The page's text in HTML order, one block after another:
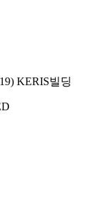
KERIS빌딩